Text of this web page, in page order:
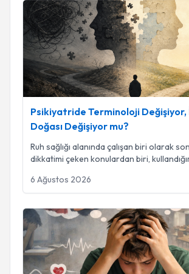
Psikiyatride Terminoloji Değişiyor, İnsan
Psikiyatride Terminoloji Değişiyor,
Doğası Değişiyor mu?
Ruh sağlığı alanında çalışan biri olarak
dikkatimi çeken konulardan biri,
6 Ağustos 2026
Sınav Kaygısı Nedir, Neden Tedavi